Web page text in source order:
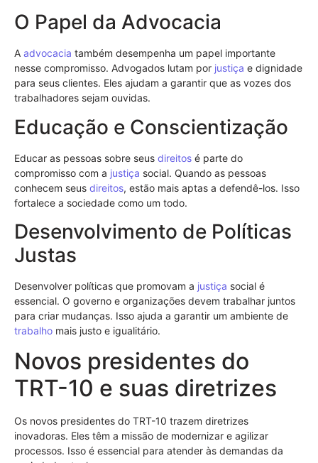
O Papel da Advocacia
A advocacia também desempenha um papel importante
nesse compromisso. Advogados lutam por justiça e dignidade
para seus clientes. Eles ajudam a garantir que as vozes dos
trabalhadores sejam ouvidas.
Educação e Conscientização
Educar as pessoas sobre seus direitos é parte do
compromisso com a justiça social. Quando as pessoas
conhecem seus direitos, estão mais aptas a defendê-los. Isso
fortalece a sociedade como um todo.
Desenvolvimento de Políticas
Justas
Desenvolver políticas que promovam a justiça social é
essencial. O governo e organizações devem trabalhar juntos
para criar mudanças. Isso ajuda a garantir um ambiente de
trabalho mais justo e igualitário.
Novos presidentes do
TRT-10 e suas diretrizes
Os novos presidentes do TRT-10 trazem diretrizes
inovadoras. Eles têm a missão de modernizar e agilizar
processos. Isso é essencial para atender às demandas da